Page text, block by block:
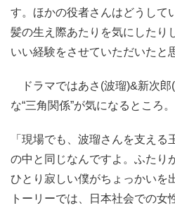
す。ほかの役者さんはどうして
髪の生え際あたりを気にしたり
いい経験をさせていただいたと
ドラマではあさ(波瑠)&新次郎
な“三角関係”が気になるところ。
「現場でも、波瑠さんを支え
の中と同じなんですよ。ふたり
ひとり寂しい僕がちょっかいを
トーリーでは、日本社会での女